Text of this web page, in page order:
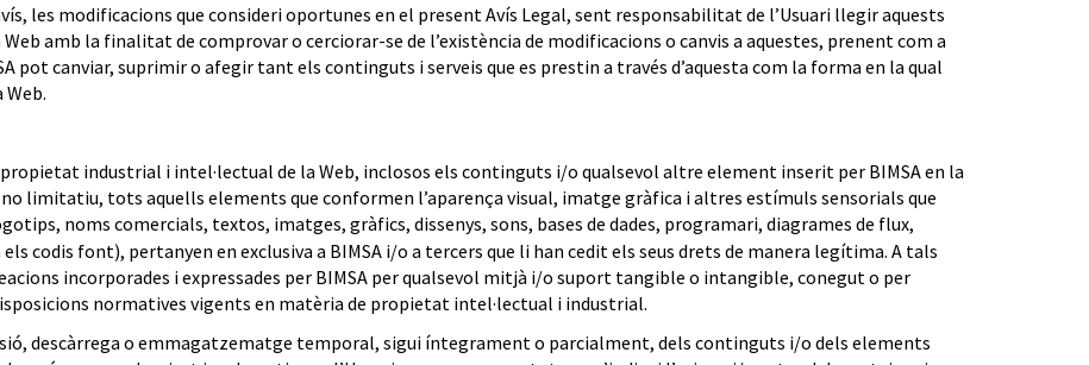
les modificacions que consideri oportunes en el present Avís Legal, sent responsabilitat de l’Usuari llegir aquests
amb la finalitat de comprovar o cerciorar-se de l’existència de modificacions o canvis a aquestes, prenent com a
pot canviar, suprimir o afegir tant els continguts i serveis que es prestin a través d’aquesta com la forma en la qual
propietat industrial i intel·lectual de la Web, inclosos els continguts i/o qualsevol altre element inserit per BIMSA en la
limitatiu, tots aquells elements que conformen l’aparença visual, imatge gràfica i altres estímuls sensorials que
noms comercials, textos, imatges, gràfics, dissenys, sons, bases de dades, programari, diagrames de flux,
codis font), pertanyen en exclusiva a BIMSA i/o a tercers que li han cedit els seus drets de manera legítima. A tals
incorporades i expressades per BIMSA per qualsevol mitjà i/o suport tangible o intangible, conegut o per
normatives vigents en matèria de propietat intel·lectual i industrial.
descàrrega o emmagatzematge temporal, sigui íntegrament o parcialment, dels continguts i/o dels elements